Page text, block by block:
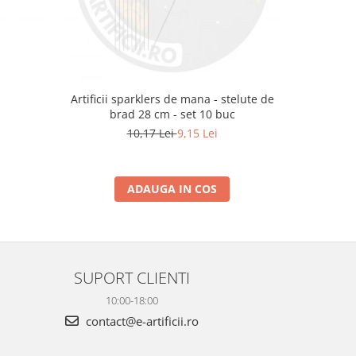
Artificii sparklers de mana - stelute de
brad 28 cm - set 10 buc
10,17 Lei9,15 Lei
ADAUGA IN COS
SUPORT CLIENTI
10:00-18:00
contact@e-artificii.ro